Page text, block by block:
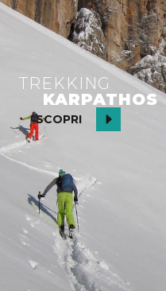
TREKKING
KARPATHOS
SCOPRI